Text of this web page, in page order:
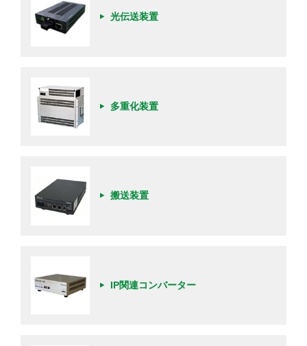
光伝送装置
多重化装置
搬送装置
IP関連コンバーター